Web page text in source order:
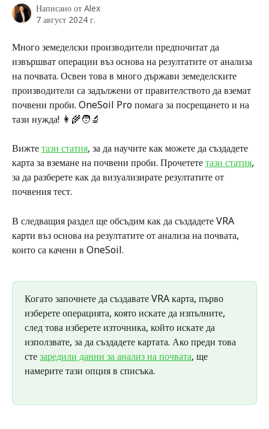
Написано от Alex
7 август 2024 г.
Много земеделски производители предпочитат да
извършват операции въз основа на резултатите от анализа
на почвата. Освен това в много държави земеделските
производители са задължени от правителството да вземат
почвени проби. OneSoil Pro помага за посрещането и на
тази нужда! 👩‍🌾🧑‍🔬
Вижте тази статия, за да научите как можете да създадете
карта за вземане на почвени проби. Прочетете тази статия,
за да разберете как да визуализирате резултатите от
почвения тест.
В следващия раздел ще обсъдим как да създадете VRA
карти въз основа на резултатите от анализа на почвата,
които са качени в OneSoil.
Когато започнете да създавате VRA карта, първо
изберете операцията, която искате да изпълните,
след това изберете източника, който искате да
използвате, за да създадете картата. Ако преди това
сте заредили данни за анализ на почвата, ще
намерите тази опция в списъка.